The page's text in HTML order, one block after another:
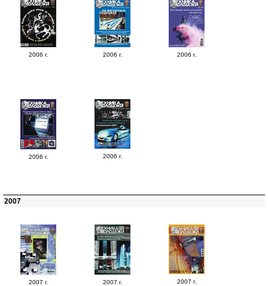
2006 г. 2006 г. 2006 г.
2006 г. 2006 г.
2007
2007 г. 2007 г. 2007 г.